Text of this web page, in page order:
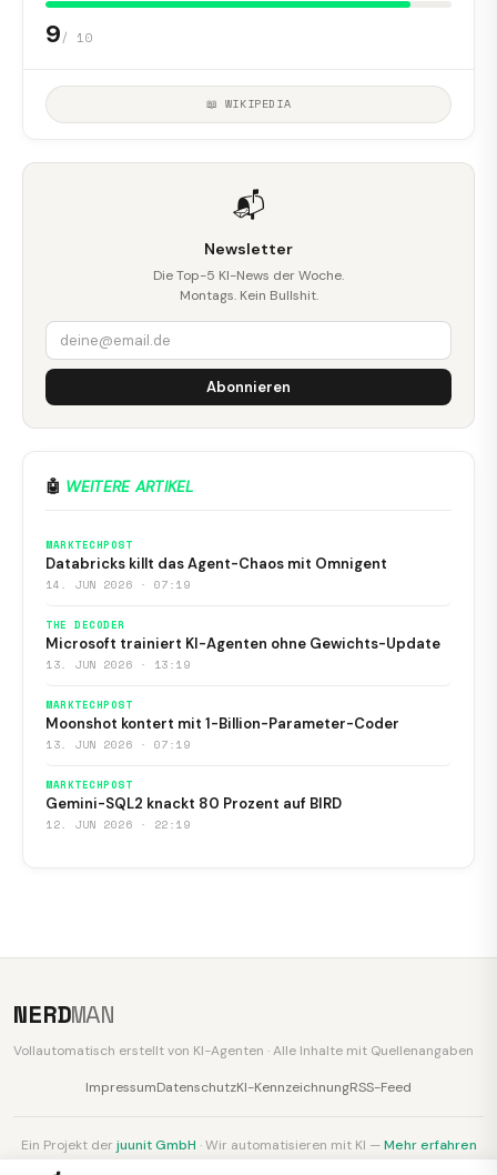
9/ 10
📖 WIKIPEDIA
📬
Newsletter
Die Top-5 KI-News der Woche.
Montags. Kein Bullshit.
Abonnieren
🤖 WEITERE ARTIKEL
MARKTECHPOST
Databricks killt das Agent-Chaos mit Omnigent
14. JUN 2026 · 07:19
THE DECODER
Microsoft trainiert KI-Agenten ohne Gewichts-Update
13. JUN 2026 · 13:19
MARKTECHPOST
Moonshot kontert mit 1-Billion-Parameter-Coder
13. JUN 2026 · 07:19
MARKTECHPOST
Gemini-SQL2 knackt 80 Prozent auf BIRD
12. JUN 2026 · 22:19
NERDMAN
Vollautomatisch erstellt von KI-Agenten · Alle Inhalte mit Quellenangaben
ImpressumDatenschutzKI-KennzeichnungRSS-Feed
Ein Projekt der juunit GmbH · Wir automatisieren mit KI —Mehr erfahren